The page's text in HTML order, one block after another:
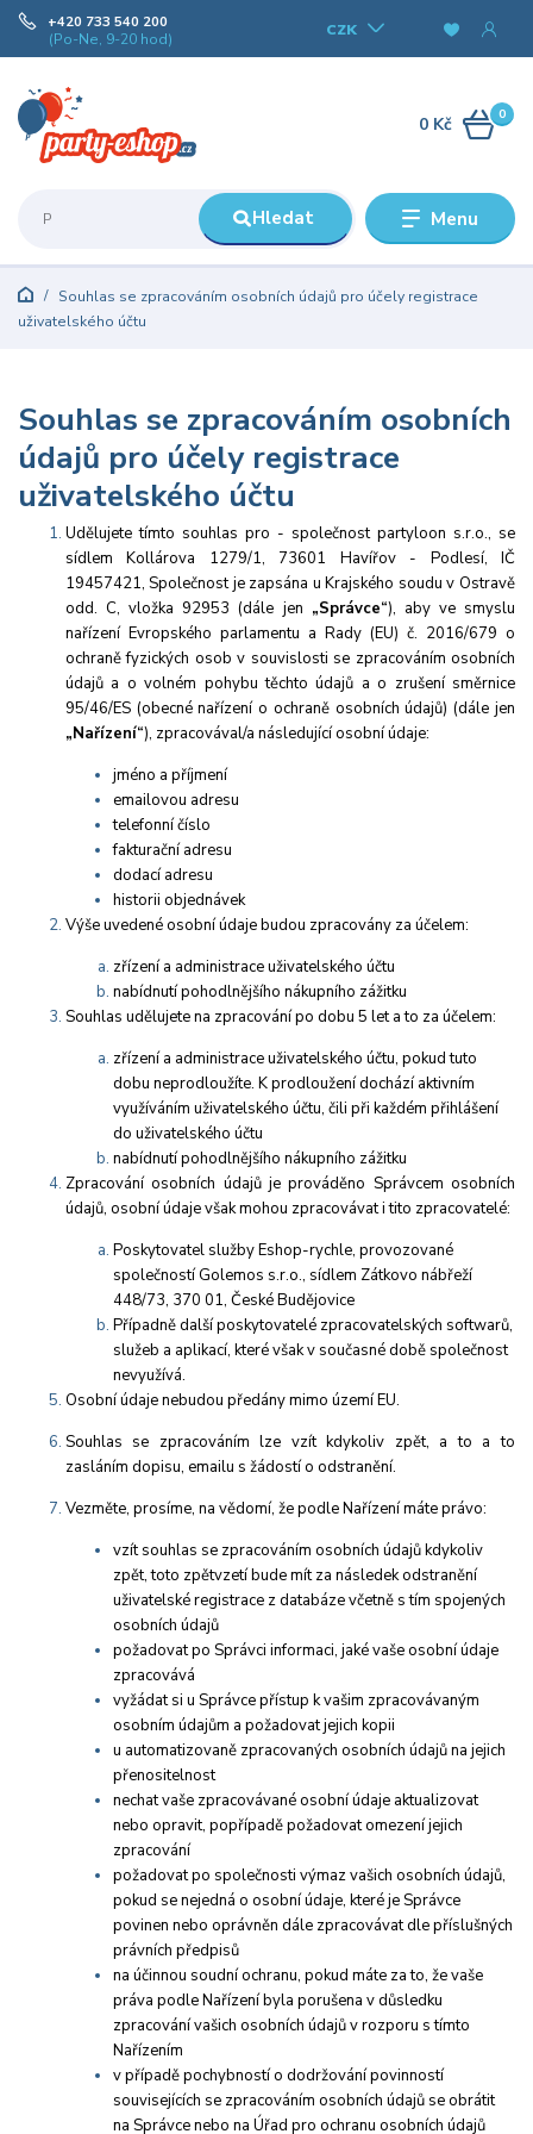
Menu
CZK
Hledat
+420 733 540 200
(Po-Ne, 9-20 hod)
0
0 Kč
Souhlas se zpracováním osobních údajů pro účely registrace
uživatelského účtu
Souhlas se zpracováním osobních
údajů pro účely registrace
uživatelského účtu
Udělujete tímto souhlas pro - společnost partyloon s.r.o., se
sídlem Kollárova 1279/1, 73601 Havířov - Podlesí, IČ
19457421, Společnost je zapsána u Krajského soudu v Ostravě
odd. C, vložka 92953 (dále jen „Správce“), aby ve smyslu
nařízení Evropského parlamentu a Rady (EU) č. 2016/679 o
ochraně fyzických osob v souvislosti se zpracováním osobních
údajů a o volném pohybu těchto údajů a o zrušení směrnice
95/46/ES (obecné nařízení o ochraně osobních údajů) (dále jen
„Nařízení“), zpracovával/a následující osobní údaje:
jméno a příjmení
emailovou adresu
telefonní číslo
fakturační adresu
dodací adresu
historii objednávek
Výše uvedené osobní údaje budou zpracovány za účelem:
zřízení a administrace uživatelského účtu
nabídnutí pohodlnějšího nákupního zážitku
Souhlas udělujete na zpracování po dobu 5 let a to za účelem:
zřízení a administrace uživatelského účtu, pokud tuto
dobu neprodloužíte. K prodloužení dochází aktivním
využíváním uživatelského účtu, čili při každém přihlášení
do uživatelského účtu
nabídnutí pohodlnějšího nákupního zážitku
Zpracování osobních údajů je prováděno Správcem osobních
údajů, osobní údaje však mohou zpracovávat i tito zpracovatelé:
Poskytovatel služby Eshop-rychle, provozované
společností Golemos s.r.o., sídlem Zátkovo nábřeží
448/73, 370 01, České Budějovice
Případně další poskytovatelé zpracovatelských softwarů,
služeb a aplikací, které však v současné době společnost
nevyužívá.
Osobní údaje nebudou předány mimo území EU.
Souhlas se zpracováním lze vzít kdykoliv zpět, a to a to
zasláním dopisu, emailu s žádostí o odstranění.
Vezměte, prosíme, na vědomí, že podle Nařízení máte právo:
vzít souhlas se zpracováním osobních údajů kdykoliv
zpět, toto zpětvzetí bude mít za následek odstranění
uživatelské registrace z databáze včetně s tím spojených
osobních údajů
požadovat po Správci informaci, jaké vaše osobní údaje
zpracovává
vyžádat si u Správce přístup k vašim zpracovávaným
osobním údajům a požadovat jejich kopii
u automatizovaně zpracovaných osobních údajů na jejich
přenositelnost
nechat vaše zpracovávané osobní údaje aktualizovat
nebo opravit, popřípadě požadovat omezení jejich
zpracování
požadovat po společnosti výmaz vašich osobních údajů,
pokud se nejedná o osobní údaje, které je Správce
povinen nebo oprávněn dále zpracovávat dle příslušných
právních předpisů
na účinnou soudní ochranu, pokud máte za to, že vaše
práva podle Nařízení byla porušena v důsledku
zpracování vašich osobních údajů v rozporu s tímto
Nařízením
v případě pochybností o dodržování povinností
souvisejících se zpracováním osobních údajů se obrátit
na Správce nebo na Úřad pro ochranu osobních údajů